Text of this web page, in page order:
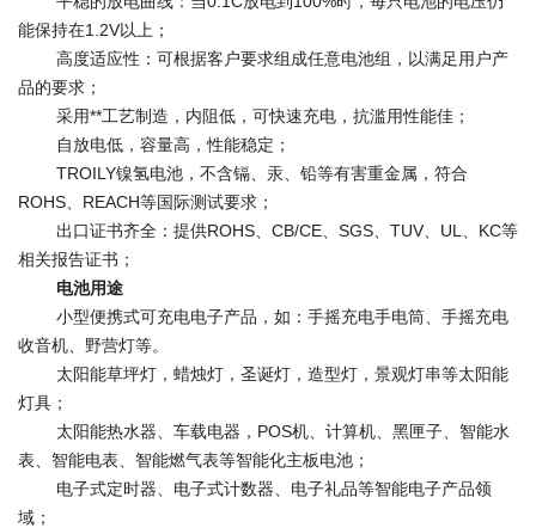
能保持在1.2V以上；
高度适应性：可根据客户要求组成任意电池组，以满足用户产
品的要求；
采用**工艺制造，内阻低，可快速充电，抗滥用性能佳；
自放电低，容量高，性能稳定；
TROILY镍氢电池，不含镉、汞、铅等有害重金属，符合
ROHS、REACH等国际测试要求；
出口证书齐全：提供ROHS、CB/CE、SGS、TUV、UL、KC等
相关报告证书；
电池用途
小型便携式可充电电子产品，如：手摇充电手电筒、手摇充电
收音机、野营灯等。
太阳能草坪灯，蜡烛灯，圣诞灯，造型灯，景观灯串等太阳能
灯具；
太阳能热水器、车载电器，POS机、计算机、黑匣子、智能水
表、智能电表、智能燃气表等智能化主板电池；
电子式定时器、电子式计数器、电子礼品等智能电子产品领
域；